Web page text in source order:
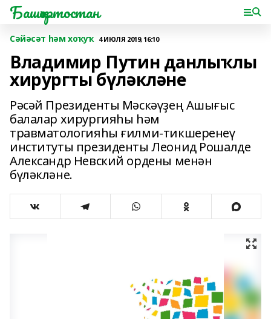
Башҡортостан
Сәйәсәт һәм хоҡуҡ 4 ИЮЛЯ 2019, 16:10
Владимир Путин данлыҡлы
хирургты бүләкләне
Рәсәй Президенты Мәскәүҙең Ашығыс
балалар хирургияһы һәм
травматологияһы ғилми-тикшеренеү
институты президенты Леонид Рошалде
Александр Невский ордены менән
бүләкләне.